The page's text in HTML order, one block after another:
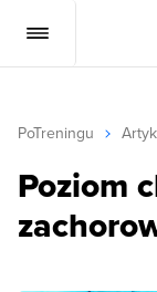
PoTreningu
Poziom